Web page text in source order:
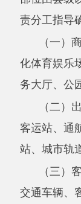
（四）高
在前两款
设备及相关
除前两款规定
任的单位（以
安装图像采集
（一）旅
经营接待食
（二）学